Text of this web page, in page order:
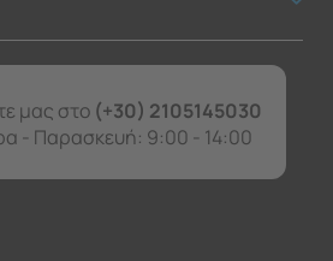
μας στο (+30) 2105145030
- Παρασκευή: 9:00 - 14:00